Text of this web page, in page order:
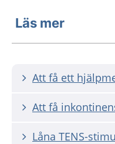
Läs mer
Att få ett
Att få
Låna TENS-